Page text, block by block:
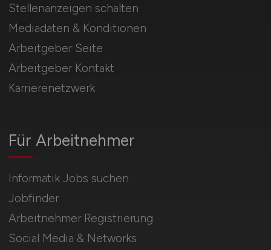
Für Arbeitnehmer
Informatik Jobs suchen
Jobfinder
Arbeitnehmer Registrierung
Social Media & Networks
Stellenanzeigen schalten
Mediadaten & Konditionen
Arbeitgeber Seite
Arbeitgeber Kontakt
Karrierenetzwerk